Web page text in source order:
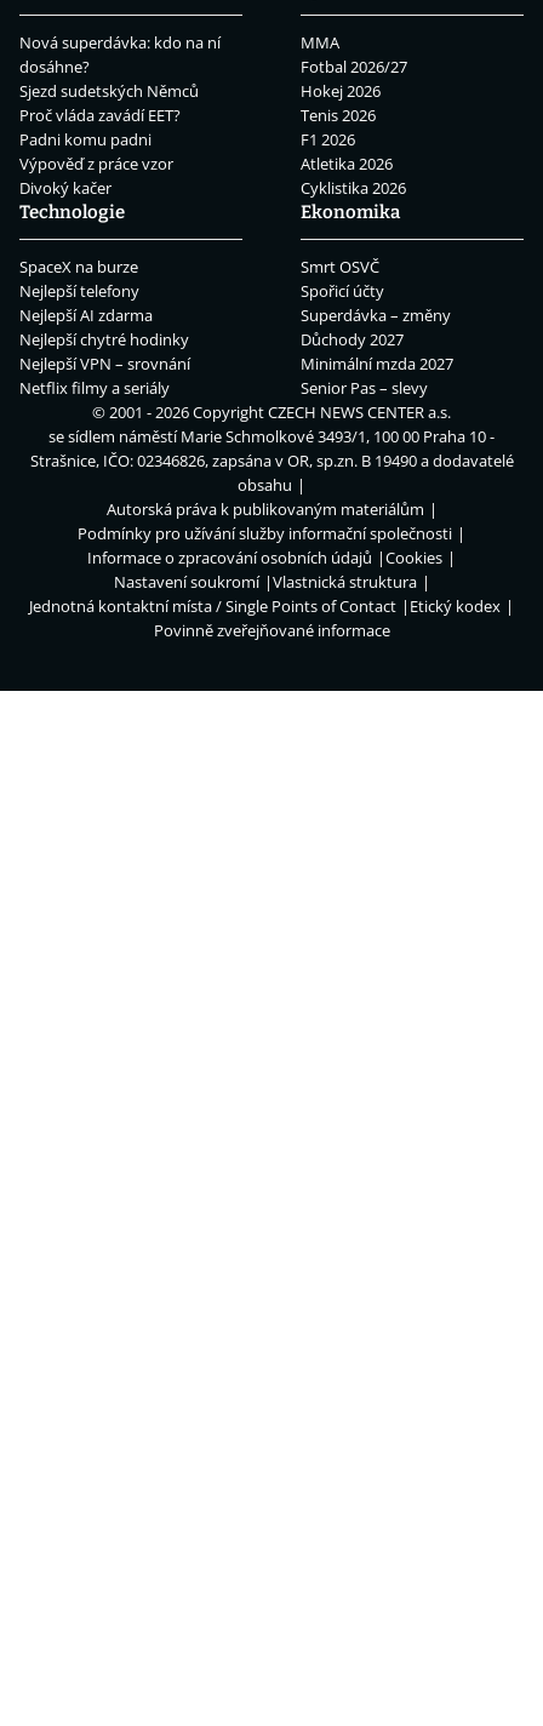
Nová superdávka: kdo na ní
dosáhne?
Sjezd sudetských Němců
Proč vláda zavádí EET?
Padni komu padni
Výpověď z práce vzor
Divoký kačer
MMA
Fotbal 2026/27
Hokej 2026
Tenis 2026
F1 2026
Atletika 2026
Cyklistika 2026
Technologie
SpaceX na burze
Nejlepší telefony
Nejlepší AI zdarma
Nejlepší chytré hodinky
Nejlepší VPN – srovnání
Netflix filmy a seriály
Ekonomika
Smrt OSVČ
Spořicí účty
Superdávka – změny
Důchody 2027
Minimální mzda 2027
Senior Pas – slevy
© 2001 - 2026 CopyrightCZECH NEWS CENTER a.s.
se sídlem náměstí Marie Schmolkové 3493/1, 100 00 Praha 10 -
Strašnice, IČO: 02346826, zapsána v OR, sp.zn. B 19490 a dodavatelé
obsahu
Autorská práva k publikovaným materiálům
Podmínky pro užívání služby informační společnosti
Informace o zpracování osobních údajů
Cookies
Nastavení soukromí
Vlastnická struktura
Jednotná kontaktní místa / Single Points of Contact
Etický kodex
Povinně zveřejňované informace